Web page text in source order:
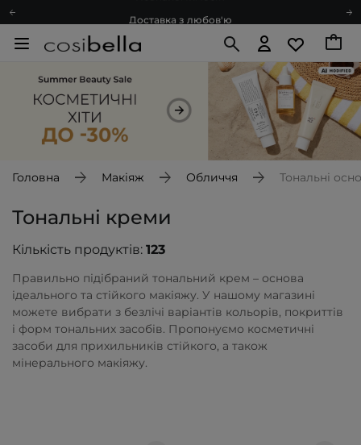
Подарункові картки
Рекомендуй нас і отримуй ще більше балів
Запитай косметолога
Подарункові картки
Головна Макіяж Обличчя Тональні
Тональні креми
Кількість продуктів: 123
Правильно підібраний тональний крем – основа
ідеального та стійкого макіяжу. У нашому магазині
можете вибрати з безлічі варіантів кольорів, покриттів
і форм тональних засобів. Пропонуємо косметичні
засоби для прихильників стійкого, а також
мінерального макіяжу.